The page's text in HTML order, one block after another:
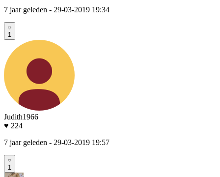
7 jaar geleden - 29-03-2019 19:34
1
Judith1966
♥ 224
7 jaar geleden - 29-03-2019 19:57
1